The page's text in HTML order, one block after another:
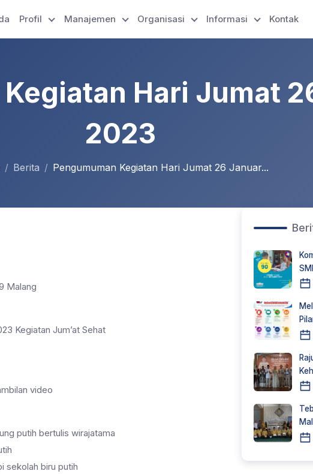
Profil Manajemen Organisasi Informasi Kontak
Hari Jumat
2023
Berita Pengumuman Kegiatan Hari Jumat 26 Januar...
Malang
Kegiatan Jum’at Sehat
video
putih bertulis wirajatama
sekolah biru putih